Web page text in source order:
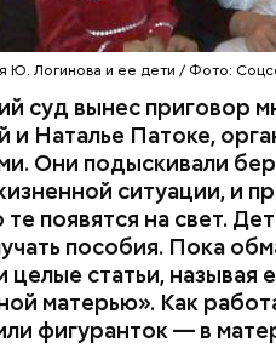
Ю. Логинова и ее дети / Фото:
суд вынес приговор
и Наталье Патоке,
Они подыскивали
ситуации, и
те появятся на свет.
пособия. Пока
целые статьи, называя
матерью». Как
фигуранток — в